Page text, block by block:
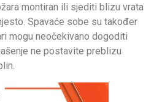
montiran ili sjediti blizu vrata
Spavaće sobe su također
mogu neočekivano dogoditi
ne postavite preblizu